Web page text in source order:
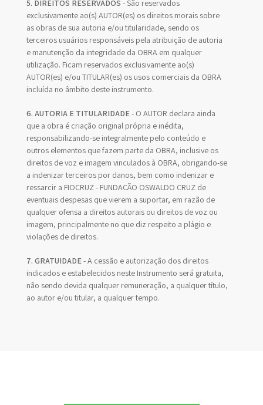
5. DIREITOS RESERVADOS - São reservados
exclusivamente ao(s) AUTOR(es) os direitos morais sobre
as obras de sua autoria e/ou titularidade, sendo os
terceiros usuários responsáveis pela atribuição de autoria
e manutenção da integridade da OBRA em qualquer
utilização. Ficam reservados exclusivamente ao(s)
AUTOR(es) e/ou TITULAR(es) os usos comerciais da OBRA
incluída no âmbito deste instrumento.
6. AUTORIA E TITULARIDADE- O AUTOR declara ainda
que a obra é criação original própria e inédita,
responsabilizando-se integralmente pelo conteúdo e
outros elementos que fazem parte da OBRA, inclusive os
direitos de voz e imagem vinculados à OBRA, obrigando-se
a indenizar terceiros por danos, bem como indenizar e
ressarcir a FIOCRUZ - FUNDAÇÃO OSWALDO CRUZ de
eventuais despesas que vierem a suportar, em razão de
qualquer ofensa a direitos autorais ou direitos de voz ou
imagem, principalmente no que diz respeito a plágio e
violações de direitos.
7. GRATUIDADE- A cessão e autorização dos direitos
indicados e estabelecidos neste Instrumento será gratuita,
não sendo devida qualquer remuneração, a qualquer título,
ao autor e/ou titular, a qualquer tempo.